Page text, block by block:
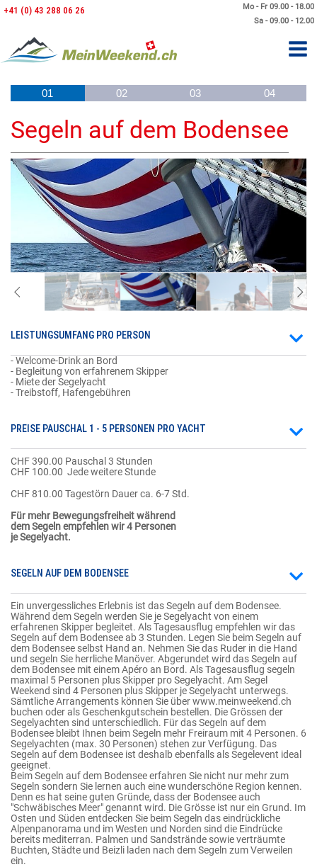
Mo - Fr 09.00 - 18.00
Sa - 09.00 - 12.00
+41 (0) 43 288 06 26
01 02 03 04
Segeln auf dem Bodensee
LEISTUNGSUMFANG PRO PERSON
- Welcome-Drink an Bord
- Begleitung von erfahrenem Skipper
- Miete der Segelyacht
- Treibstoff, Hafengebühren
PREISE PAUSCHAL 1 - 5 PERSONEN PRO YACHT
CHF 390.00 Pauschal 3 Stunden
CHF 100.00 Jede weitere Stunde
CHF 810.00 Tagestörn Dauer ca. 6-7 Std.
Für mehr Bewegungsfreiheit während
dem Segeln empfehlen wir 4 Personen
je Segelyacht.
SEGELN AUF DEM BODENSEE
Ein unvergessliches Erlebnis ist das Segeln auf dem Bodensee.
Während dem Segeln werden Sie je Segelyacht von einem
erfahrenen Skipper begleitet. Als Tagesausflug empfehlen wir das
Segeln auf dem Bodensee ab 3 Stunden. Legen Sie beim Segeln auf
dem Bodensee selbst Hand an. Nehmen Sie das Ruder in die Hand
und segeln Sie herrliche Manöver. Abgerundet wird das Segeln auf
dem Bodensee mit einem Apéro an Bord. Als Tagesausflug segeln
maximal 5 Personen plus Skipper pro Segelyacht. Am Segel
Weekend sind 4 Personen plus Skipper je Segelyacht unterwegs.
Sämtliche Arrangements können Sie über www.meinweekend.ch
buchen oder als Geschenkgutschein bestellen. Die Grössen der
Segelyachten sind unterschiedlich. Für das Segeln auf dem
Bodensee bleibt Ihnen beim Segeln mehr Freiraum mit 4 Personen. 6
Segelyachten (max. 30 Personen) stehen zur Verfügung. Das
Segeln auf dem Bodensee ist deshalb ebenfalls als Segelevent ideal
geeignet.
Beim Segeln auf dem Bodensee erfahren Sie nicht nur mehr zum
Segeln sondern Sie lernen auch eine wunderschöne Region kennen.
Denn es hat seine guten Gründe, dass der Bodensee auch
"Schwäbisches Meer" genannt wird. Die Grösse ist nur ein Grund. Im
Osten und Süden entdecken Sie beim Segeln das eindrückliche
Alpenpanorama und im Westen und Norden sind die Eindrücke
bereits mediterran. Palmen und Sandstrände sowie verträumte
Buchten, Städte und Beizli laden nach dem Segeln zum Verweilen
ein.